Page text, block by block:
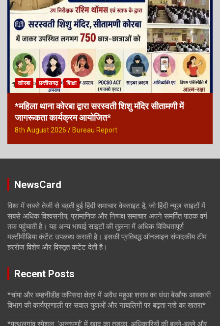
कोरबा छत्तीसगढ़ शिक्षा
*महिला थाना कोरबा द्वारा सरस्वती शिशु मंदिर सीतामणी में
जागरूकता कार्यक्रम आयोजित*
8th August 2026 Bureau Report
NewsCard
विश्व में सबसे तेजी से बढ़ती हुई हिंदी समाचार वेबसाइट है, जो हिंदी न्यूज साइटों में
सबसे अधिक विश्वसनीय, प्रामाणिक और निष्पक्ष समाचार अपने समर्पित पाठक वर्ग
तक पहुंचाती है। यह अन्य भाषाई साइटों की तुलना में अधिक विविधतापूर्ण
मल्टीमीडिया कंटेंट उपलब्ध कराती है। इसकी प्रतिबद्ध ऑनलाइन संपादकीय टीम
हररोज विशेष और विस्तृत कंटेंट देती है।
Recent Posts
*चांपा और बम्हनीडीह कपिसदा क्षेत्र में अवैध महुआ शराब का धंधा बेखौफ आबकारी
विभाग की कार्यप्रणाली पर सवाल युवाओं और नाबालिगों पर बढ़ता नशे का खतरा*
*पत्थलगांव स्पेशल: ‘अन्नपूर्णा’ में खाद का तड़का, अधिकारियों की बल्ले-बल्ले और